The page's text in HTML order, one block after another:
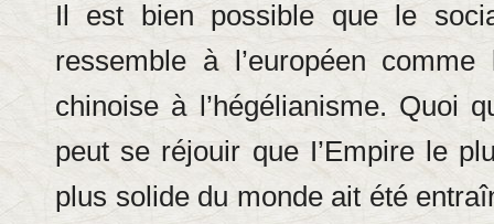
Il est bien possible que le
ressemble à l’européen comme
chinoise à l’hégélianisme. Quoi
peut se réjouir que I’Empire le
plus solide du monde ait été